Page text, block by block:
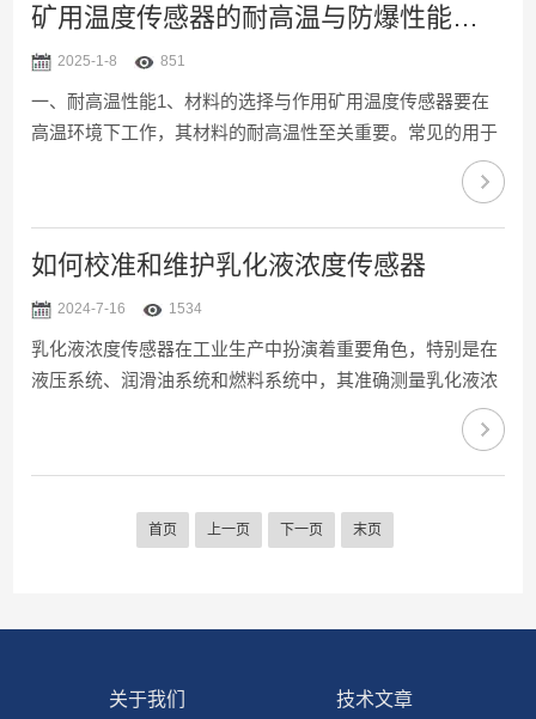
矿用温度传感器的耐高温与防爆性能解析
2025-1-8 851
一、耐高温性能1、材料的选择与作用矿用温度传感器要在
高温环境下工作，其材料的耐高温性至关重要。常见的用于
制造传感器的耐高温材料有高温塑料、陶瓷和金属合金等。
高温塑料具有较好的柔韧性和一定的耐热能力，能够在不太
高的温度下保证传感器的结构完整性...
如何校准和维护乳化液浓度传感器
2024-7-16 1534
乳化液浓度传感器在工业生产中扮演着重要角色，特别是在
液压系统、润滑油系统和燃料系统中，其准确测量乳化液浓
度对于保障设备正常运行至关重要。为了确保传感器的准确
性和稳定性，定期进行校准和维护是重要的。一、校准方法
准备工作：在进行校准前，先要确保...
首页 上一页 下一页 末页
关于我们 技术文章